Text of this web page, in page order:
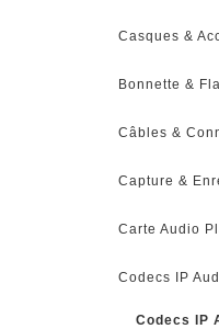
Casques &
Bonnette &
Câbles &
Capture &
Carte Audio
Codecs IP
Codecs IP